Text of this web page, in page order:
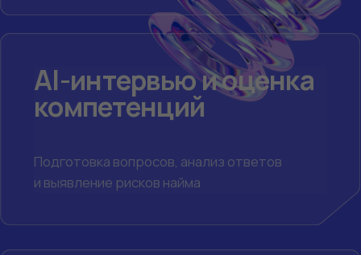
специалистам
Автоматизация подбора
и внедрение AI в HR-процессы
подбора
Повышение эффективности